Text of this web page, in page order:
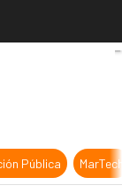
cuántico
Pública